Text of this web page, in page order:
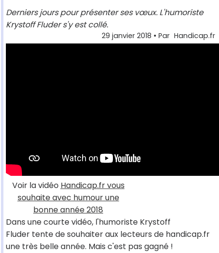
Derniers jours pour présenter ses vœux. L'humoriste
Krystoff Fluder s'y est collé.
29 janvier 2018 • Par Handicap.fr
Voir la vidéo Handicap.fr vous
souhaite avec humour une
bonne année 2018
Dans une courte vidéo, l'humoriste Krystoff
Fluder tente de souhaiter aux lecteurs de handicap.fr
une très belle année. Mais c'est pas gagné !